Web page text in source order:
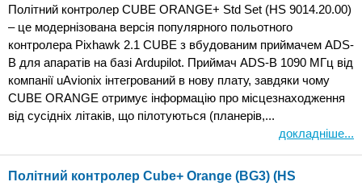
Політний контролер CUBE ORANGE+ Std Set (HS 9014.20.00)
– це модернізована версія популярного польотного
контролера Pixhawk 2.1 CUBE з вбудованим приймачем ADS-
B для апаратів на базі Ardupilot. Приймач ADS-B 1090 МГц від
компанії uAvionix інтегрований в нову плату, завдяки чому
CUBE ORANGE отримує інформацію про місцезнаходження
від сусідніх літаків, що пілотуються (планерів,...
докладніше...
Політний контролер Cube+ Orange (BG3) (HS